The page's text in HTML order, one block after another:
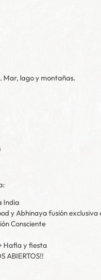
lago y montañas.
India
y Abhinaya fusión
Consciente
Hafla y fiesta
ABIERTOS!!